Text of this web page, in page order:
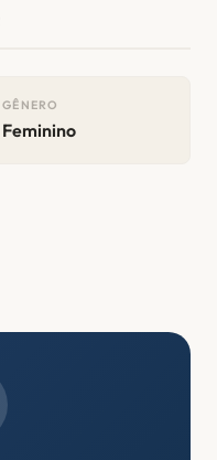
GÊNERO
Feminino